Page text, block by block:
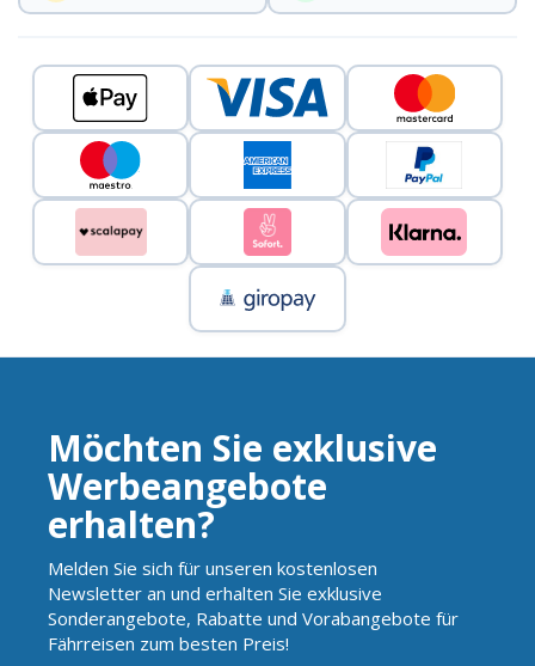
Möchten Sie exklusive
Werbeangebote
erhalten?
Melden Sie sich für unseren kostenlosen
Newsletter an und erhalten Sie exklusive
Sonderangebote, Rabatte und Vorabangebote für
Fährreisen zum besten Preis!